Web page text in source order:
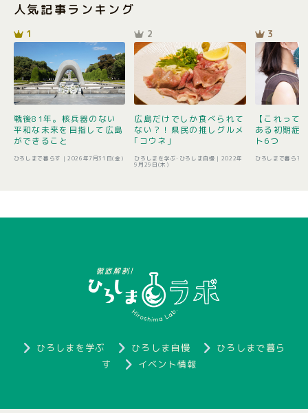
人気記事ランキング
1
戦後81年。核兵器のない
平和な未来を目指して広島
ができること
ひろしまで暮らす | 2026年7月31日(金)
2
広島だけでしか食べられて
ない？！県民の推しグルメ
｢コウネ｣
ひろしまを学ぶ･ひろしま自慢 | 2022年
9月29日(木)
3
【これって
ある初期症
ト6つ
ひろしまで暮らす
ひろしまを学ぶ ひろしま自慢
ひろしまで暮ら
す
イベント情報